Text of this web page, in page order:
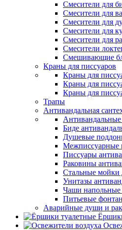
Смесители для
Смесители для
Смесители для
Смесители для
Смесители для
Смесители
Смешивающие
Краны для писсуаров
Краны для
Краны для
Краны для
Трапы
Антивандальная
Антивандальные
Биде
Душевые
Межписсуарные
Писсуары
Раковины
Стальные мойки
Унитазы
Чаши напольные
Питьевые
Аварийные души и